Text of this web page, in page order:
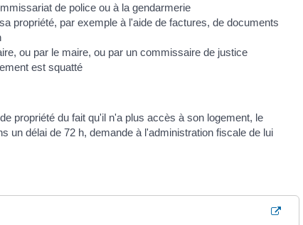
de police ou à la gendarmerie
propriété, par exemple à l'aide de factures, de documents
ou par le maire, ou par un commissaire de justice
est squatté
propriété du fait qu'il n'a plus accès à son logement, le
un délai de 72 h, demande à l'administration fiscale de lui